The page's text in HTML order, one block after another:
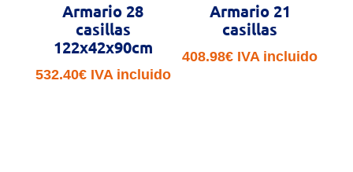
Armario 28
casillas
122x42x90cm
532.40€ IVA incluido
Armario 21
casillas
408.98€ IVA incluido